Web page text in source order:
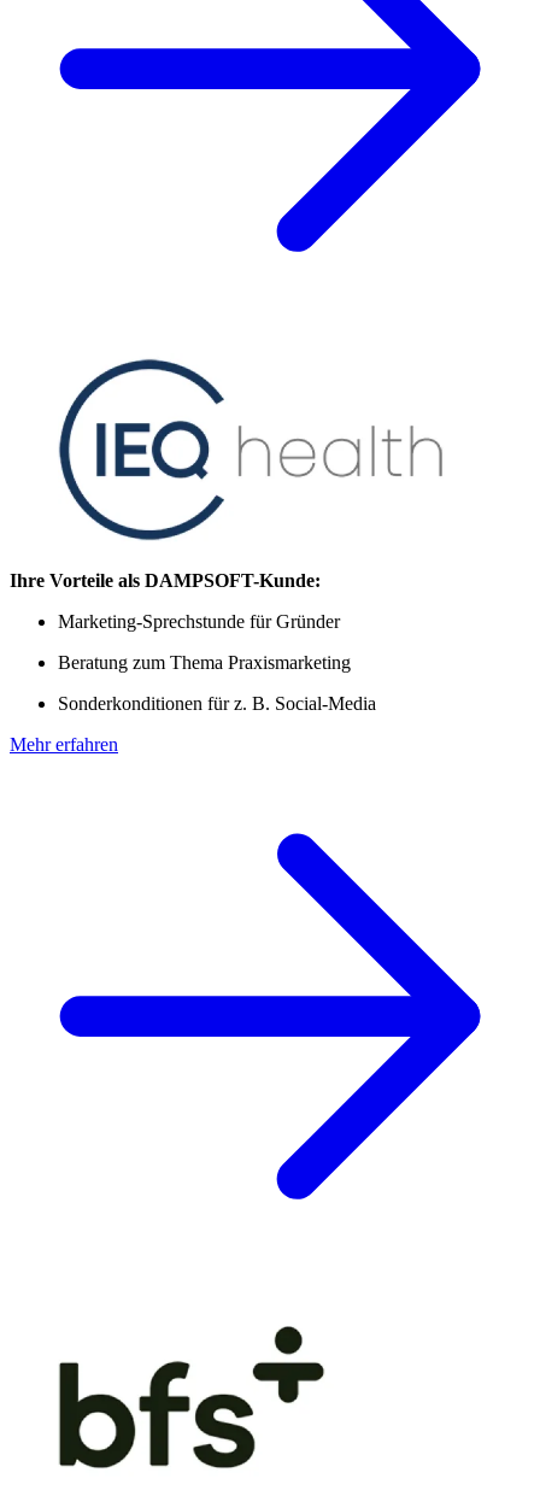
Ihre Vorteile als DAMPSOFT-Kunde:
Marketing-Sprechstunde für Gründer
Beratung zum Thema Praxismarketing
Sonderkonditionen für z. B. Social-Media
Mehr erfahren